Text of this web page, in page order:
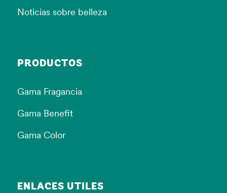
Noticias sobre belleza
PRODUCTOS
Gama Fragancia
Gama Benefit
Gama Color
ENLACES ÚTILES